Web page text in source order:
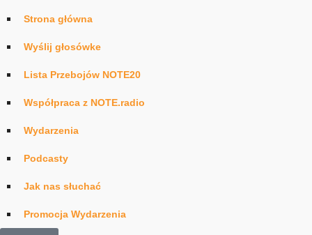
Strona główna
Wyślij głosówke
Lista Przebojów NOTE20
Współpraca z NOTE.radio
Wydarzenia
Podcasty
Jak nas słuchać
Promocja Wydarzenia